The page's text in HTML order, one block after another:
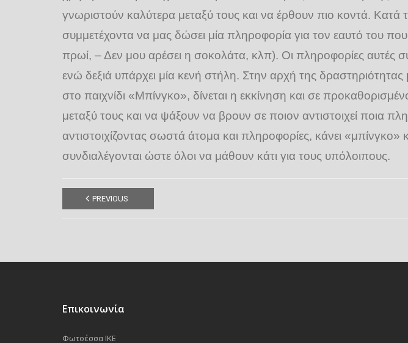
γνωριστούν καλύτερα μεταξύ τους και να έρθουν πιο κοντά.
συμμετέχοντα να μας δώσει μία πληροφορία για τον εαυτό του
πρωί, – Δεν μου αρέσει η σοκολάτα, κλπ). Οι πληροφορίες αυτές
ενώ δεξιά υπάρχει μία κενή στήλη. Στην αρχή της
στο παιχνίδι «Μπίνγκο», δίνεται η εκκίνηση και σε
μεταξύ τους και να ψάξουν να βρουν σε ποιον αντιστοιχεί ποια
αντιστοιχίζοντας σωστά άτομα και πληροφορίες, κάνει
συνδιαλέγονται ώστε όλοι να μάθουν κάτι για τους υπόλοιπους.
PREVIOUS
Επικοινωνία
Φωτοέσσα ΙΚΕ